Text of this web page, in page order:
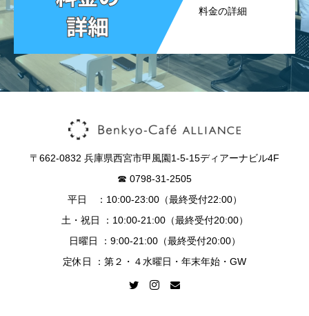
料金の詳細
〒662-0832 兵庫県西宮市甲風園1-5-15ディアーナビル4F
☎︎ 0798-31-2505
平日 ：10:00-23:00（最終受付22:00）
土・祝日 ：10:00-21:00（最終受付20:00）
日曜日 ：9:00-21:00（最終受付20:00）
定休日 ：第２・４水曜日・年末年始・GW